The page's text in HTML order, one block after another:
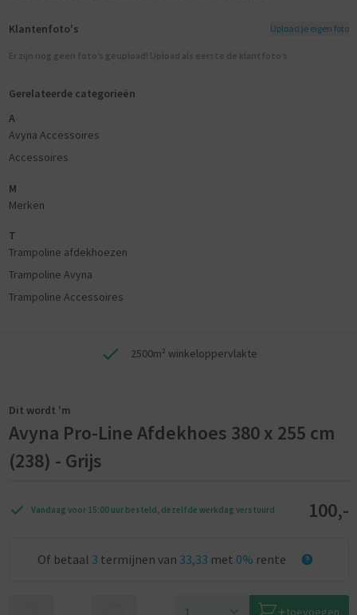
Klantenfoto's Upload je eigen foto
Er zijn nog geen foto’s geupload! Upload als eerste de klantfoto’s
Gerelateerde categorieën
A
Avyna Accessoires
Accessoires
M
Merken
T
Trampoline afdekhoezen
Trampoline Avyna
Trampoline Accessoires
2500m² winkeloppervlakte
Dit wordt 'm
Avyna Pro-Line Afdekhoes 380 x 255 cm
(238) - Grijs
Vandaag voor 15:00 uur besteld, dezelfde werkdag verstuurd 100,-
Of betaal 3 termijnen van 33,33 met 0% rente
toevoegen